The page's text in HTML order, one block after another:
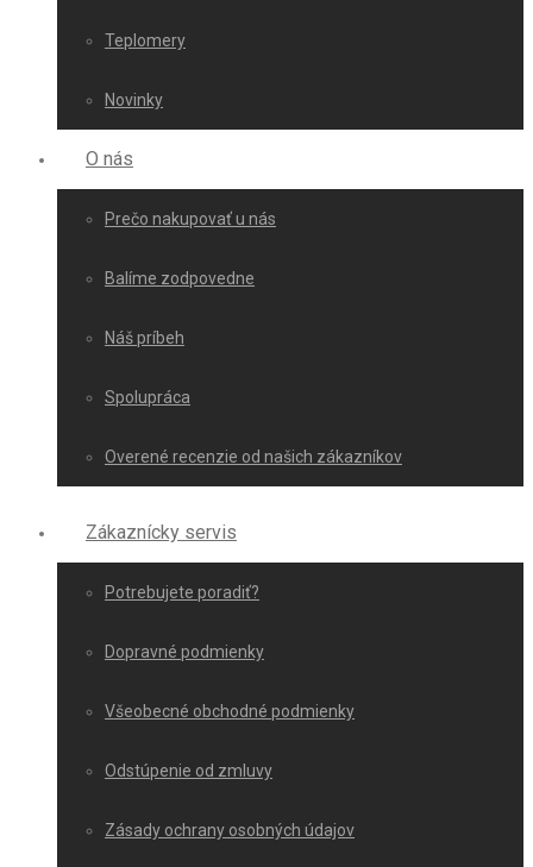
Teplomery
Novinky
O nás
Prečo nakupovať u nás
Balíme zodpovedne
Náš príbeh
Spolupráca
Overené recenzie od našich zákazníkov
Zákaznícky servis
Potrebujete poradiť?
Dopravné podmienky
Všeobecné obchodné podmienky
Odstúpenie od zmluvy
Zásady ochrany osobných údajov